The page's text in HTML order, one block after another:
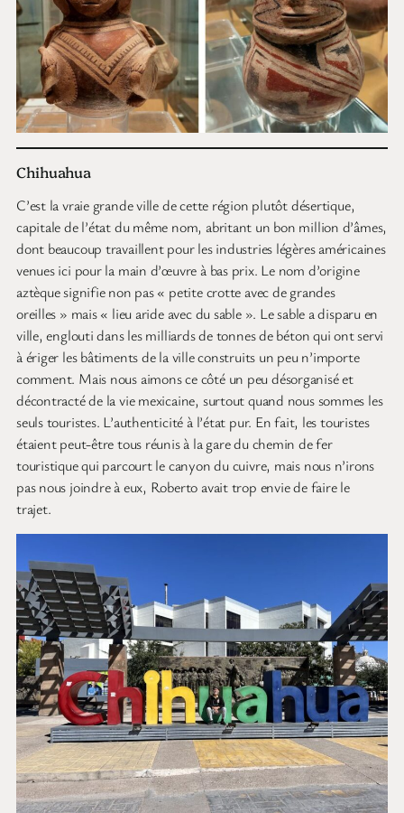
Chihuahua
C’est la vraie grande ville de cette région plutôt désertique,
capitale de l’état du même nom, abritant un bon million d’âmes,
dont beaucoup travaillent pour les industries légères américaines
venues ici pour la main d’œuvre à bas prix. Le nom d’origine
aztèque signifie non pas « petite crotte avec de grandes
oreilles » mais « lieu aride avec du sable ». Le sable a disparu en
ville, englouti dans les milliards de tonnes de béton qui ont servi
à ériger les bâtiments de la ville construits un peu n’importe
comment. Mais nous aimons ce côté un peu désorganisé et
décontracté de la vie mexicaine, surtout quand nous sommes les
seuls touristes. L’authenticité à l’état pur. En fait, les touristes
étaient peut-être tous réunis à la gare du chemin de fer
touristique qui parcourt le canyon du cuivre, mais nous n’irons
pas nous joindre à eux, Roberto avait trop envie de faire le
trajet.